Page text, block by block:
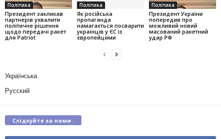
Політика
Президент закликав
партнерів ухвалити
політичне рішення
щодо передачі ракет
для Patriot
Політика
Як російська
пропаганда
намагається посварити
українців у ЄС із
європейцями
Політика
Президент України
попередив про
можливий новий
масований ракетний
удар РФ
Українська
Русский
Слідкуйте за нами :